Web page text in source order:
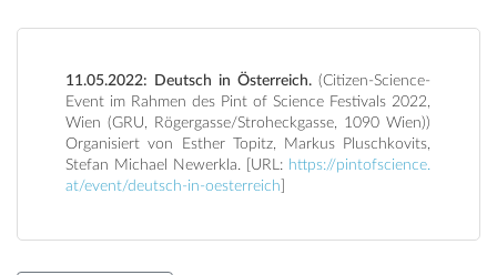
11.05.2022: Deutsch in Österreich. (Citizen-Science-
Event im Rahmen des Pint of Science Festivals 2022,
Wien (GRU, Rögergasse/Stroheckgasse, 1090 Wien))
Organisiert von Esther Topitz, Markus Pluschkovits,
Stefan Michael Newerkla. [URL: https://pintofscience.
at/event/deutsch-in-oesterreich